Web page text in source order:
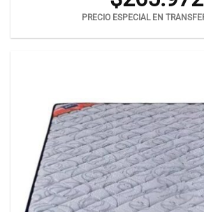
PRECIO ESPECIAL EN